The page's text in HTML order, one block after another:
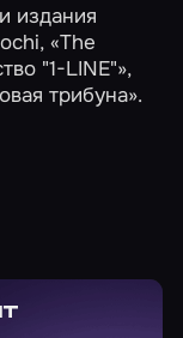
издания
«The
"1-LINE"»,
трибуна».